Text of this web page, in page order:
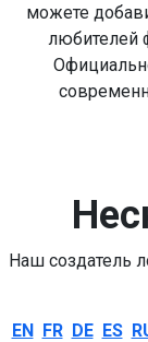
можете
любителей
Наш создатель
EN FR DE ES